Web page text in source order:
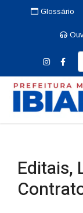
Glossário
Editais,